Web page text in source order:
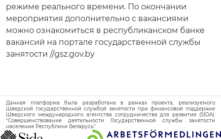
режиме реального времени. По окончании
мероприятия дополнительно с вакансиями
можно ознакомиться в республиканском банке
вакансий на портале государственной службы
занятости //gsz.gov.by
Данная платформа была разработана в рамках проекта, реализуемого
Шведской государственной службой занятости при финансовой поддержке
Шведского международного агентства сотрудничества для развития (SIDA):
"Совершенствование деятельности Государственной службы занятости
населения Республики Беларусь".